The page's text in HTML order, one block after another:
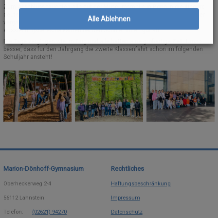
Zum Abschluss tauchten alle auf der Museumsmeile in Bonn in die jüngere
deutsche Geschichte ab und lernten im „Haus der Geschichte“ einiges über
vergangene Zeiten. Besonders die vielen Objekte und interaktiven
Ausstellungsbereiche kamen bei den Schüler:innen gut an.
Die Tage vergingen wie im Flug und alle hatten eine großartige Zeit. Umso
besser, dass für den Jahrgang die zweite Klassenfahrt schon im folgenden
Schuljahr ansteht!
Marion-Dönhoff-Gymnasium
Oberheckerweg 2-4
56112 Lahnstein
Telefon: (02621) 94270
Rechtliches
Haftungsbeschränkung
Impressum
Datenschutz
Alle Ablehnen